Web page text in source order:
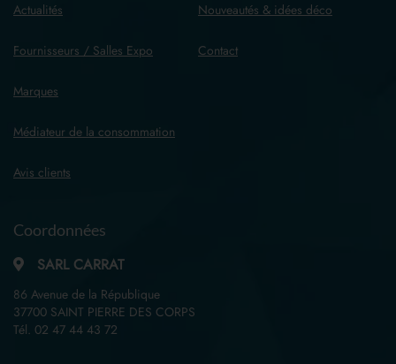
Actualités Nouveautés & idées déco
Fournisseurs / Salles Expo
Marques
Médiateur de la consommation
Contact
Avis clients
Coordonnées
SARL CARRAT
86 Avenue de la République
37700 SAINT PIERRE DES CORPS
Tél. 02 47 44 43 72